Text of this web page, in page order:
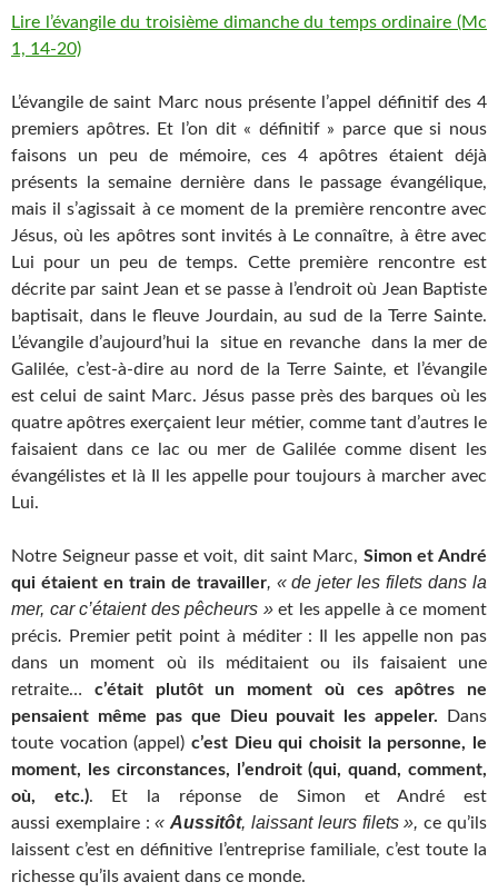
Lire l’évangile du troisième dimanche du temps ordinaire (Mc
1, 14-20)
L’évangile de saint Marc nous présente l’appel définitif des 4
premiers apôtres. Et l’on dit « définitif » parce que si nous
faisons un peu de mémoire, ces 4 apôtres étaient déjà
présents la semaine dernière dans le passage évangélique,
mais il s’agissait à ce moment de la première rencontre avec
Jésus, où les apôtres sont invités à Le connaître, à être avec
Lui pour un peu de temps. Cette première rencontre est
décrite par saint Jean et se passe à l’endroit où Jean Baptiste
baptisait, dans le fleuve Jourdain, au sud de la Terre Sainte.
L’évangile d’aujourd’hui la situe en revanche dans la mer de
Galilée, c’est-à-dire au nord de la Terre Sainte, et l’évangile
est celui de saint Marc. Jésus passe près des barques où les
quatre apôtres exerçaient leur métier, comme tant d’autres le
faisaient dans ce lac ou mer de Galilée comme disent les
évangélistes et là Il les appelle pour toujours à marcher avec
Lui.
Notre Seigneur passe et voit, dit saint Marc, Simon et André
qui étaient en train de travailler, « de jeter les filets dans la
mer, car c’étaient des pêcheurs »et les appelle à ce moment
précis.
Premier petit point à méditer : Il les appelle non pas
dans un moment où ils méditaient ou ils faisaient une
retraite… c’était plutôt un moment où ces apôtres ne
pensaient même pas que Dieu pouvait les appeler. Dans
toute vocation (appel) c’est Dieu qui choisit la personne, le
moment, les circonstances, l’endroit (qui, quand, comment,
où, etc.). Et la réponse de Simon et André est
aussi exemplaire :«Aussitôt, laissant leurs filets »,ce qu’ils
laissent c’est en définitive l’entreprise familiale, c’est toute la
richesse qu’ils avaient dans ce monde.